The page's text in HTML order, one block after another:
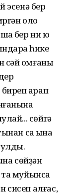
эсенә бер
оло
бер ни юҡ
һике
сәй ҡомғаны
ҡарап
сөйгә
саҡ ҡына
сөйҙән
муйынсаҡ
алғас,